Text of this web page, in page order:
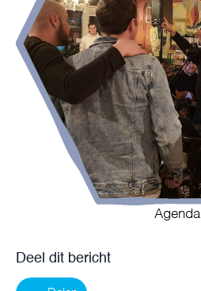
Agenda
Deel dit bericht